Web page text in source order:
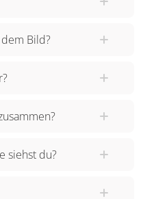
see what Todd is doing.
Bild?
siehst du?